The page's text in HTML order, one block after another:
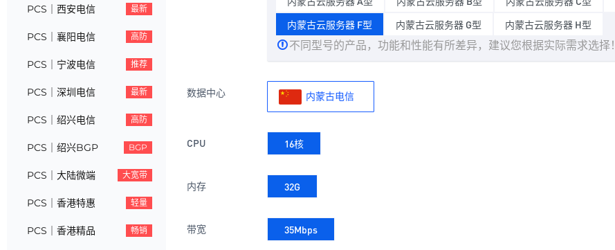
PCS｜西安电信 最新
PCS｜襄阳电信 高防
PCS｜宁波电信 推荐
PCS｜深圳电信 最新
PCS｜绍兴电信 高防
PCS｜绍兴BGP BGP
PCS｜大陆微端 大宽带
PCS｜香港特惠 轻量
PCS｜香港精品 畅销
内蒙古云服务器 F型
内蒙古云服务器 G型 内蒙古云服务器 H型
不同型号的产品，功能和性能有所差异，建议您根据实际需求选择！
数据中心 内蒙古电信
CPU 16核
内存 32G
带宽 35Mbps